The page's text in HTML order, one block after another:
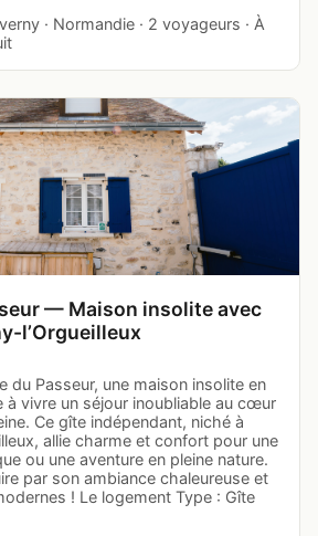
· Normandie · 2 voyageurs · À
— Maison insolite avec
l’Orgueilleux
du Passeur, une maison insolite en
à vivre un séjour inoubliable au cœur
Ce gîte indépendant, niché à
allie charme et confort pour une
ou une aventure en pleine nature.
par son ambiance chaleureuse et
! Le logement Type : Gîte